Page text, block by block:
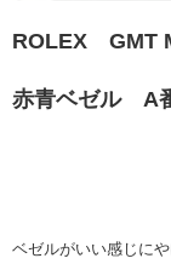
ROLEX GMT
赤青ベゼル A
ベゼルがいい感じに